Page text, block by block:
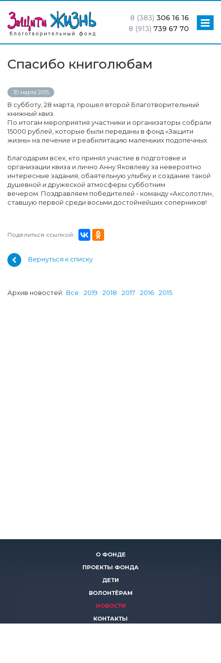
8 (383) 306 16 16
8 (913) 739 67 70
Спасибо книголюбам
30 марта 2015
В субботу, 28 марта, прошел второй Благотворительный
книжный квиз.
По итогам мероприятия участники и организаторы собрали
15000 рублей, которые были переданы в фонд «Защити
жизнь» на лечение и реабилитацию маленьких подопечных.
Благодарим всех, кто принял участие в подготовке и
организации квиза и лично Анну Яковлеву за невероятно
интересные задания, обаятельную улыбку и создание такой
душевной и дружеской атмосферы субботним
вечером. Поздравляем победителей - команду «Аксолотли»,
ставшую первой среди восьми достойнейших соперников!
Поделиться ссылкой:
Вернуться к списку
Архив новостей: Все 2019 2018 2017 2016 2015
О ФОНДЕ
ПРОЕКТЫ ФОНДА
ДЕТИ
ВОЛОНТЁРАМ
НОВОСТИ
КОНТАКТЫ